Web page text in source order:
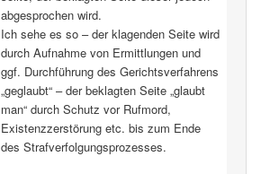
abgesprochen wird.
Ich sehe es so – der klagenden Seite wird
durch Aufnahme von Ermittlungen und
ggf. Durchführung des Gerichtsverfahrens
„geglaubt“ – der beklagten Seite „glaubt
man“ durch Schutz vor Rufmord,
Existenzzerstörung etc. bis zum Ende
des Strafverfolgungsprozesses.